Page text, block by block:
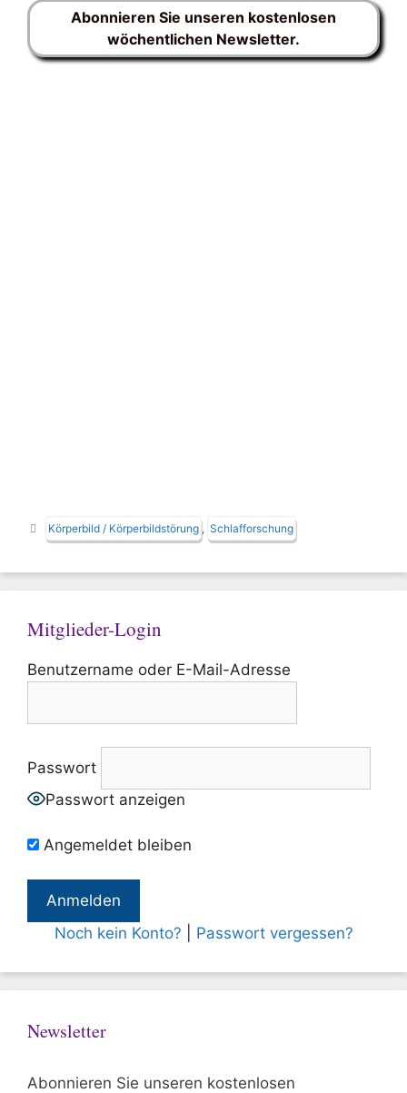
Abonnieren Sie unseren kostenlosen
wöchentlichen Newsletter.
Schlagwörter
Körperbild / Körperbildstörung Schlafforschung
Mitglieder-Login
Benutzername oder E-Mail-Adresse
Passwort
Passwort anzeigen
Angemeldet bleiben
Noch kein Konto? Passwort vergessen?
Newsletter
Abonnieren Sie unseren kostenlosen